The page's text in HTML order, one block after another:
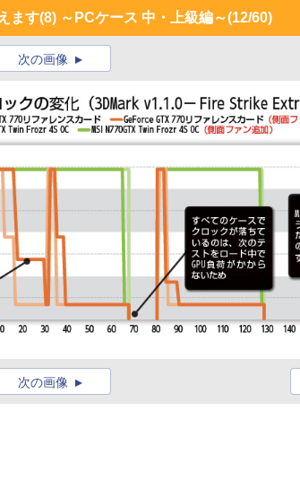
ます(8) ～PCケース 中・上級編～(12/60)
次の画像
次の画像